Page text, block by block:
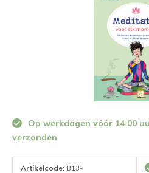
Op werkdagen vóór 14.00
verzonden
Artikelcode: B13-